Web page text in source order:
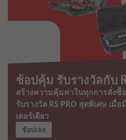
ช้อปคุ้ม รับรางวัลกับ
สร้างความคุ้มค่าในทุกการสั่งซื้
รับรางวัล RS PRO สุดพิเศษ เมื่
เดอร์เดียว
ช้อปเลย